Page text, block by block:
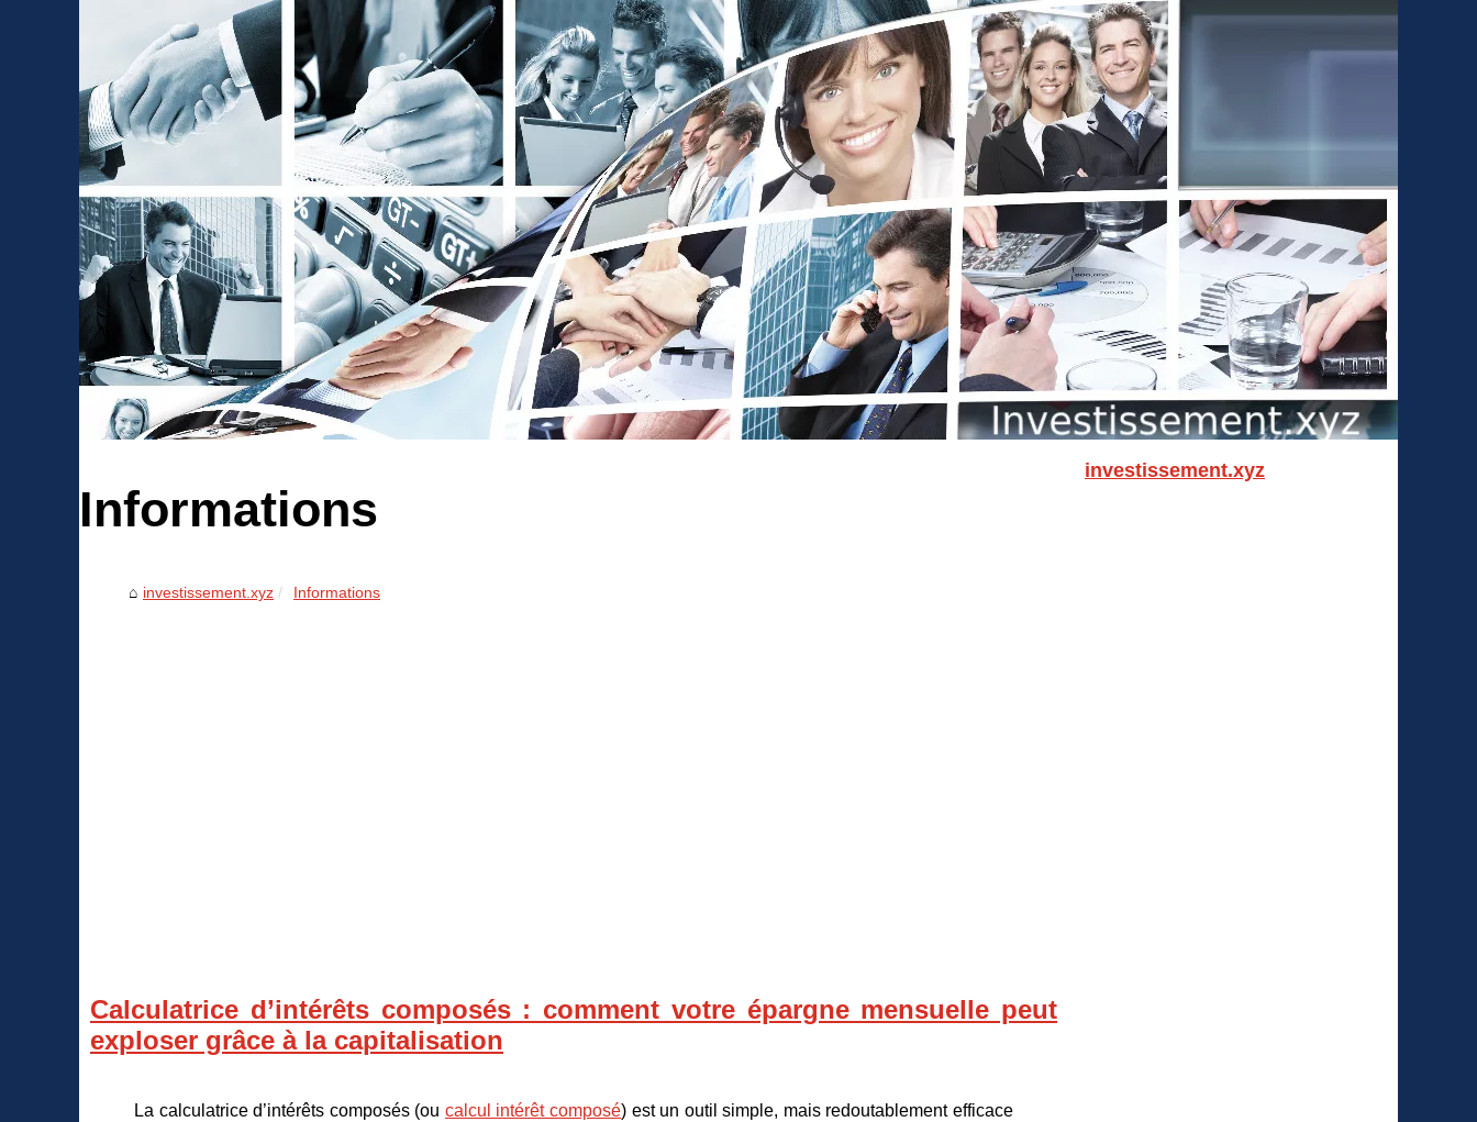
Informations
investissement.xyz Informations
Calculatrice d’intérêts composés : comment votre épargne mensuelle peut
exploser grâce à la capitalisation
La calculatrice d’intérêts composés (ou calcul intérêt composé) est un outil simple, mais redoutablement efficace
investissement.xyz